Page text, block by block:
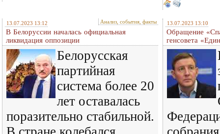
13.07.2023 13:12 Анализ, события, факты
В Белоруссии началась официальная
ликвидация оппозиции
Белорусская
партийная
система более 20
лет оставалась
поразительно стабильной.
13.07.2023 13:10
Обращение
генсовета